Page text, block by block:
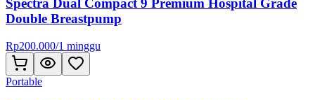
Spectra Dual Compact 9 Premium Hospital Grade
Double Breastpump
Rp200.000/1 minggu
Portable